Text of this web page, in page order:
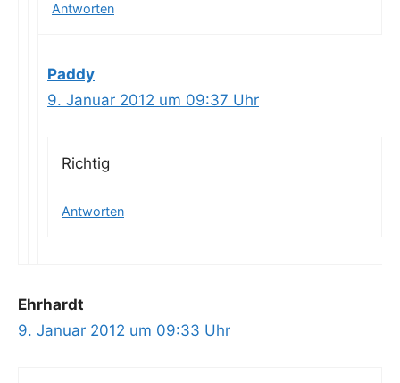
Antworten
Paddy
9. Januar 2012 um 09:37 Uhr
Rich­tig
Antworten
Ehrhardt
9. Januar 2012 um 09:33 Uhr